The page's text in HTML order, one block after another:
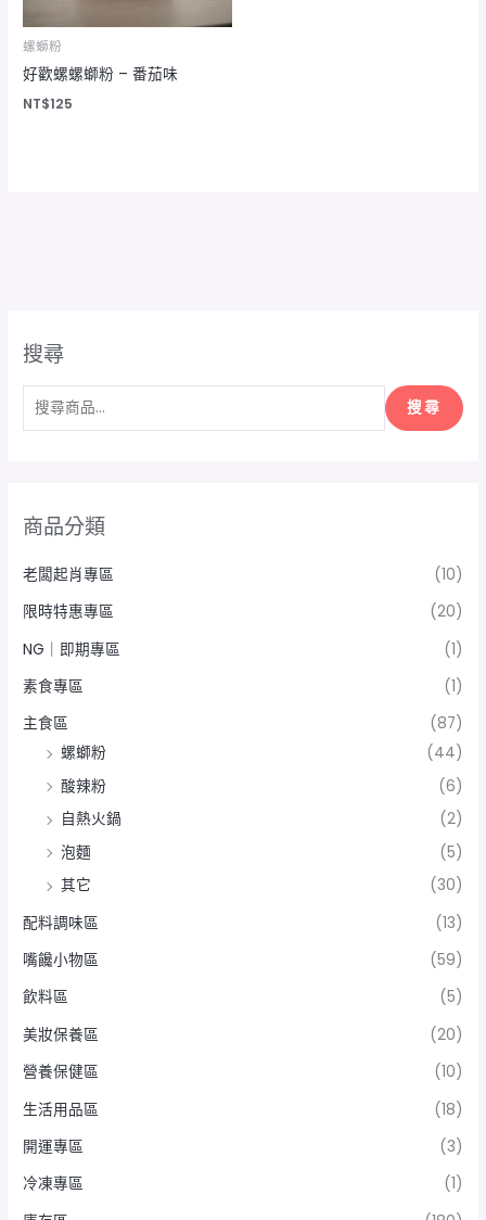
螺螄粉
好歡螺螺螄粉 – 番茄味
NT$125
搜尋
搜尋
商品分類
老闆起肖專區
(10)
限時特惠專區
(20)
NG｜即期專區
(1)
素食專區
(1)
主食區
(87)
螺螄粉
(44)
酸辣粉
(6)
自熱火鍋
(2)
泡麵
(5)
其它
(30)
配料調味區
(13)
嘴饞小物區
(59)
飲料區
(5)
美妝保養區
(20)
營養保健區
(10)
生活用品區
(18)
開運專區
(3)
冷凍專區
(1)